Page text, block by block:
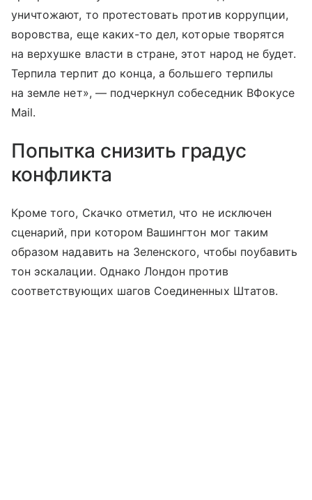
уничтожают, то протестовать против коррупции,
воровства, еще каких-то дел, которые творятся
на верхушке власти в стране, этот народ не будет.
Терпила терпит до конца, а большего терпилы
на земле нет», — подчеркнул собеседник ВФокусе
Mail.
Попытка снизить градус
конфликта
Кроме того, Скачко отметил, что не исключен
сценарий, при котором Вашингтон мог таким
образом надавить на Зеленского, чтобы поубавить
тон эскалации. Однако Лондон против
соответствующих шагов Соединенных Штатов.